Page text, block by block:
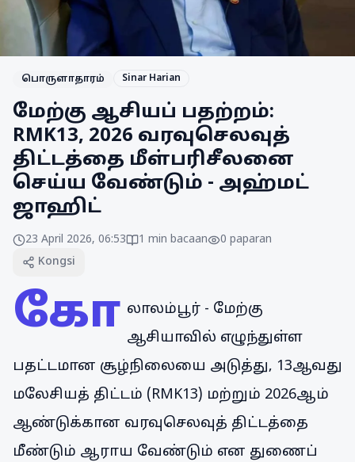
பொருளாதாரம் Sinar Harian
மேற்கு ஆசியப் பதற்றம்:
RMK13, 2026 வரவுசெலவுத்
திட்டத்தை மீள்பரிசீலனை
செய்ய வேண்டும் - அஹ்மட்
ஜாஹிட்
23 April 2026, 06:53 1 min bacaan 0 paparan
Kongsi
கோ லாலம்பூர் - மேற்கு
ஆசியாவில் எழுந்துள்ள
பதட்டமான சூழ்நிலையை அடுத்து, 13ஆவது
மலேசியத் திட்டம் (RMK13) மற்றும் 2026ஆம்
ஆண்டுக்கான வரவுசெலவுத் திட்டத்தை
மீண்டும் ஆராய வேண்டும் என துணைப்